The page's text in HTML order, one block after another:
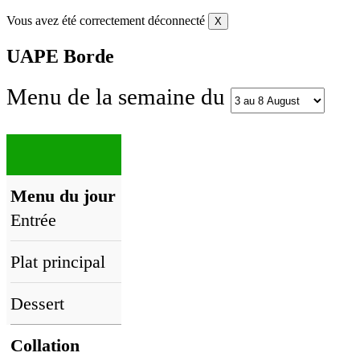
Vous avez été correctement déconnecté X
UAPE Borde
Menu de la semaine du
Menu du jour
Entrée
Plat principal
Dessert
Collation